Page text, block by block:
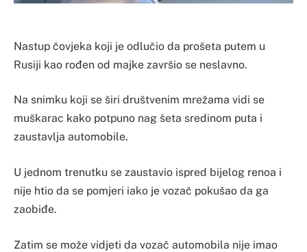
Nastup čovjeka koji je odlučio da prošeta putem u
Rusiji kao rođen od majke završio se neslavno.
Na snimku koji se širi društvenim mrežama vidi se
muškarac kako potpuno nag šeta sredinom puta i
zaustavlja automobile.
U jednom trenutku se zaustavio ispred bijelog renoa i
nije htio da se pomjeri iako je vozač pokušao da ga
zaobiđe.
Zatim se može vidjeti da vozač automobila nije imao